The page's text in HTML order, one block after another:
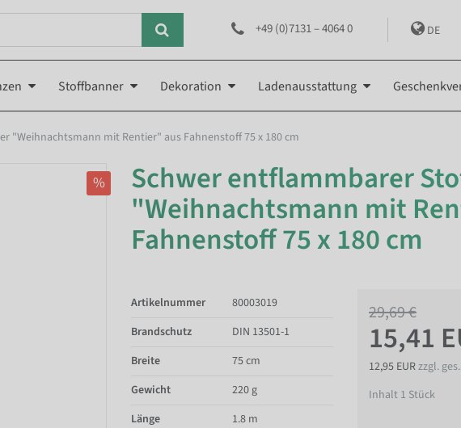
+49 (0)7131 – 4064 0 DE
Stoffbanner Dekoration Ladenausstattung
"Weihnachtsmann mit Rentier" aus Fahnenstoff 75 x 180 cm
% Schwer entflammbarer
"Weihnachtsmann mit
Fahnenstoff 75 x 180 cm
29,69 €
15,41
12,95 EURzzgl.
Inhalt 1 Stück
Artikelnummer
80003019
Brandschutz
DIN 13501-1
Breite
75 cm
Gewicht
220 g
Länge
1.8 m